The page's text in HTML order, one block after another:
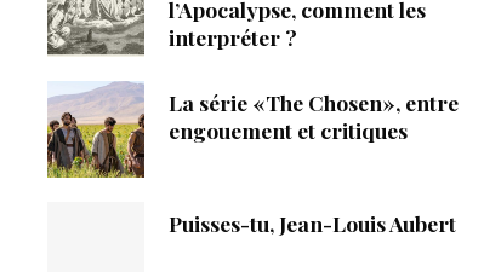
l’Apocalypse, comment les
interpréter ?
La série «The Chosen», entre
engouement et critiques
Puisses-tu, Jean-Louis Aubert